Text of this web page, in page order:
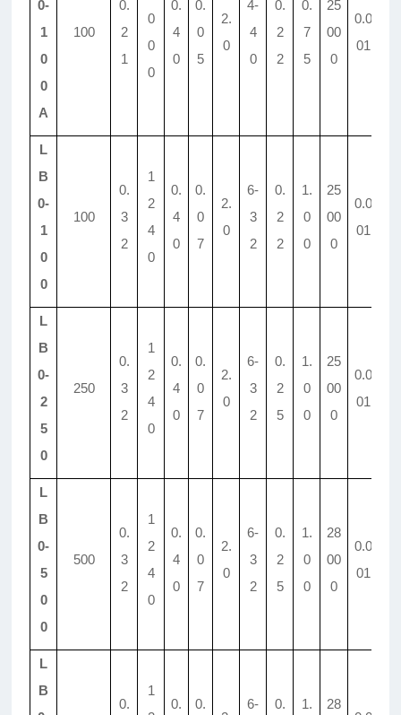
0-
1
0
0
A
100
0.
2
1
0
0
0
0.
4
0
0.
0
5
2.
0
4-
4
0
0.
2
2
0.
7
5
25
00
0
0.0
01
L
B
0-
1
0
0
100
0.
3
2
1
2
4
0
0.
4
0
0.
0
7
2.
0
6-
3
2
0.
2
2
1.
0
0
25
00
0
0.0
01
L
B
0-
2
5
0
250
0.
3
2
1
2
4
0
0.
4
0
0.
0
7
2.
0
6-
3
2
0.
2
5
1.
0
0
25
00
0
0.0
01
L
B
0-
5
0
0
500
0.
3
2
1
2
4
0
0.
4
0
0.
0
7
2.
0
6-
3
2
0.
2
5
1.
0
0
28
00
0
0.0
01
L
B
0.
1
0.
0.
6-
0.
1.
28